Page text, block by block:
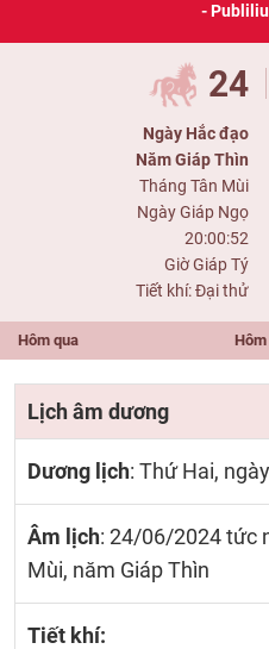
-
24
Ngày Hắc đạo
Năm Giáp Thìn
Tháng Tân Mùi
Ngày Giáp Ngọ
20:00:52
Giờ Giáp Tý
Tiết khí: Đại thử
Hôm qua
Lịch âm dương
Dương lịch: Thứ Hai,
Âm lịch: 24/06/2024 tức
Mùi, năm Giáp Thìn
Tiết khí: